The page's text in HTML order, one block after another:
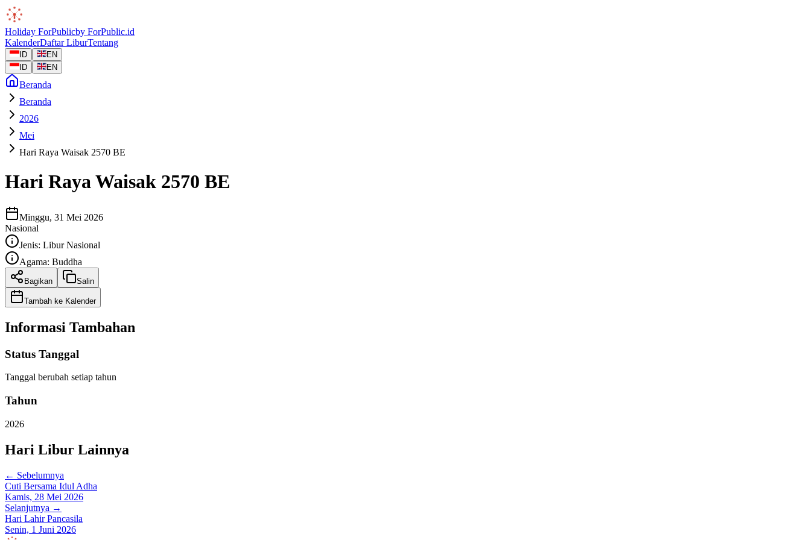
Holiday ForPublicby ForPublic.id
KalenderDaftar LiburTentang
ID
EN
ID
EN
Beranda
Beranda
2026
Mei
Hari Raya Waisak 2570 BE
Hari Raya Waisak 2570 BE
Minggu, 31 Mei 2026
Nasional
Jenis: Libur Nasional
Agama: Buddha
Bagikan Salin
Tambah ke Kalender
Informasi Tambahan
Status Tanggal
Tanggal berubah setiap tahun
Tahun
2026
Hari Libur Lainnya
← Sebelumnya
Cuti Bersama Idul Adha
Kamis, 28 Mei 2026
Selanjutnya →
Hari Lahir Pancasila
Senin, 1 Juni 2026